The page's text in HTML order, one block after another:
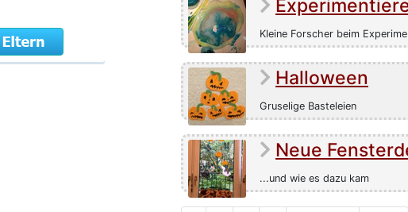
Kleine Forscher beim
Halloween
Gruselige Basteleien
Neue
...und wie es dazu kam